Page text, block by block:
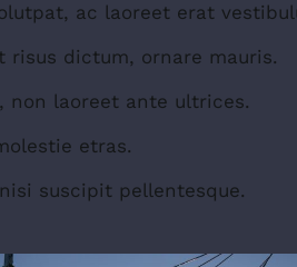
ac laoreet erat
risus dictum, ornare mauris.
non laoreet ante ultrices.
etras.
suscipit pellentesque.